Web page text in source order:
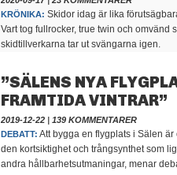
KRÖNIKA: Skidor idag är lika
Vart tog fullrocker, true twin och omvänd
skidtillverkarna tar ut svängarna igen.
”SÄLENS NYA
FRAMTIDA VINTRAR”
2019-12-22 | 139 KOMMENTARER
DEBATT: Att bygga en flygplats i Sälen
den kortsiktighet och trångsynthet som
andra hållbarhetsutmaningar, menar